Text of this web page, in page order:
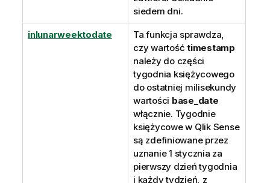
siedem dni.
inlunarweektodate
Ta funkcja sprawdza,
czy wartość timestamp
należy do części
tygodnia księżycowego
do ostatniej milisekundy
wartości base_date
włącznie. Tygodnie
księżycowe w Qlik Sense
są zdefiniowane przez
uznanie 1 stycznia za
pierwszy dzień tygodnia
i każdy tydzień, z